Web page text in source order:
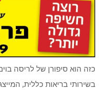
כזה הוא סיפורן של לריסה
בשירותי בריאות כללית,